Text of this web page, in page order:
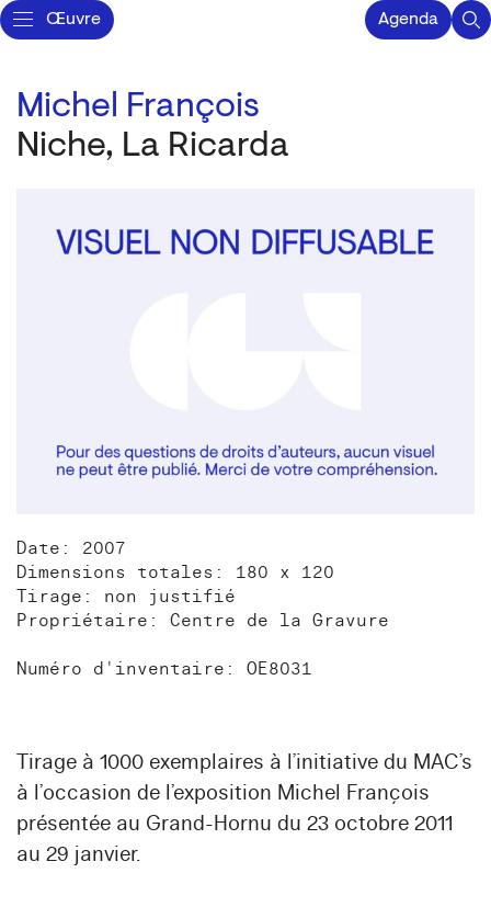
Œuvre Agenda
Michel François
Niche, La Ricarda
Date: 2007
Dimensions totales: 180 x 120
Tirage: non justifié
Propriétaire: Centre de la Gravure
Numéro d'inventaire: OE8031
Tirage à 1000 exemplaires à l’initiative du MAC’s
à l’occasion de l’exposition Michel François
présentée au Grand-Hornu du 23 octobre 2011
au 29 janvier.